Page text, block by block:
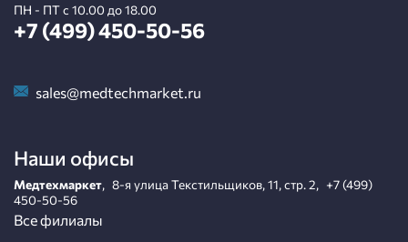
ПН - ПТ с 10.00 до 18.00
+7 (499) 450-50-56
sales@medtechmarket.ru
Наши офисы
Медтехмаркет, 8-я улица Текстильщиков, 11, стр. 2, +7 (499)
450-50-56
Все филиалы